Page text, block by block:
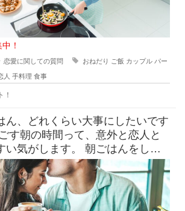
！
恋愛に関しての質問 おねだり ご飯 カップル パー
人 手料理 食事
！
ん、どれくらい大事にしたいです
す朝の時間って、意外と恋人と
い気がします。 朝ごはんをしっ
と、ギリギ